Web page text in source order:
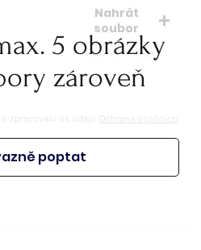
Nahrát
soubor
soubory: doc. pdf.
5 obrázky
zároveň
zpracování os.údajů
Ochrana osobních
poptat